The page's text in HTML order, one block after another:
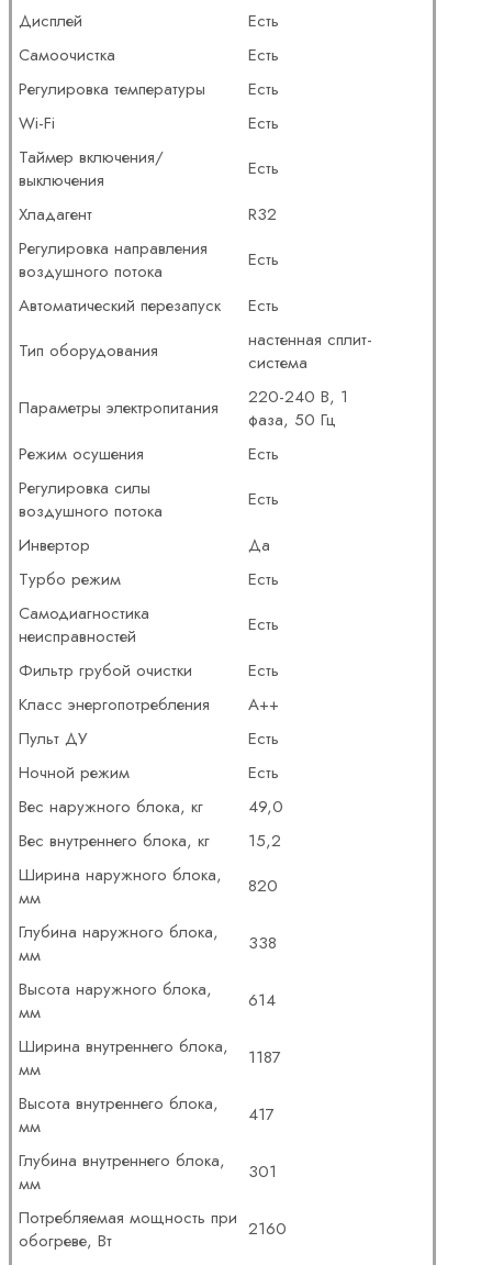
Дисплей
Есть
Самоочистка
Есть
Регулировка температуры
Есть
Wi-Fi
Есть
Таймер включения/
выключения
Есть
Хладагент
R32
Регулировка направления
воздушного потока
Есть
Автоматический перезапуск
Есть
Тип оборудования
настенная сплит-
система
Параметры электропитания
220-240 В, 1
фаза, 50 Гц
Режим осушения
Есть
Регулировка силы
воздушного потока
Есть
Инвертор
Да
Турбо режим
Есть
Самодиагностика
неисправностей
Есть
Фильтр грубой очистки
Есть
Класс энергопотребления
A++
Пульт ДУ
Есть
Ночной режим
Есть
Вес наружного блока, кг
49,0
Вес внутреннего блока, кг
15,2
Ширина наружного блока,
мм
820
Глубина наружного блока,
мм
338
Высота наружного блока,
мм
614
Ширина внутреннего блока,
мм
1187
Высота внутреннего блока,
мм
417
Глубина внутреннего блока,
мм
301
Потребляемая мощность при
обогреве, Вт
2160